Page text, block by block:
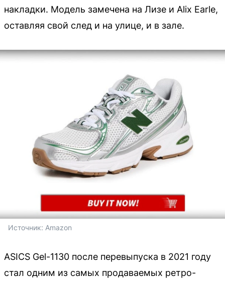
накладки. Модель замечена на Лизе и Alix Earle,
оставляя свой след и на улице, и в зале.
Источник: Amazon
ASICS Gel-1130 после перевыпуска в 2021 году
стал одним из самых продаваемых ретро-